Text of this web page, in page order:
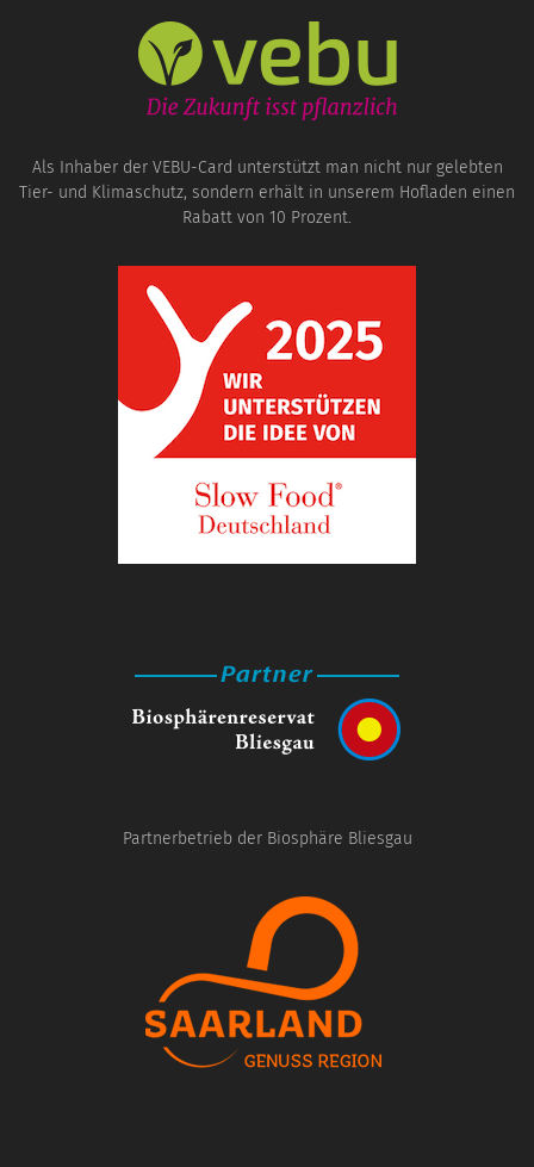
Als Inhaber der VEBU-Card unterstützt man nicht nur gelebten
Tier- und Klimaschutz, sondern erhält in unserem Hofladen einen
Rabatt von 10 Prozent.
Partnerbetrieb der Biosphäre Bliesgau